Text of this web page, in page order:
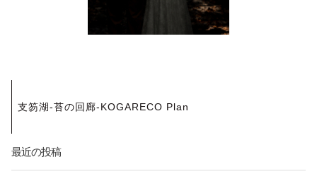
投
稿
ナ
支笏湖-苔の回廊-KOGARECO Plan
最近の投稿